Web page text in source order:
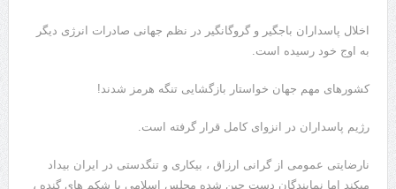
اخلال پاسداران باجگیر و گروگانگیر در نظم جهانی صادرات انرژی دیگر
به اوج خود رسیده است.
کشورهای مهم جهان خواستار بازگشایی تنگه هرمز شدند!
رژیم پاسداران در انزوای کامل قرار گرفته است.
نارضایتی عمومی از گرانی ارزاق ، بیکاری و تنگدستی در ایران بیداد
میکند اما نمایندگان دست چین شده مجلس اسلامی با شکم های گنده ،